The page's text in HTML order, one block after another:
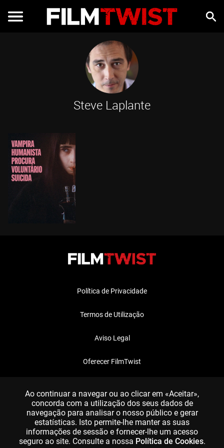
Steve Laplante
Política de Privacidade
Termos de Utilização
Aviso Legal
Oferecer FilmTwist
Ao continuar a navegar ou ao clicar em «Aceitar»,
concorda com a utilização dos seus dados de
navegação para analisar o nosso público e gerar
estatísticas. Isto permite-lhe manter as suas
informações de sessão e fornecer-lhe um acesso
seguro ao site. Consulte a nossa Política de Cookies.